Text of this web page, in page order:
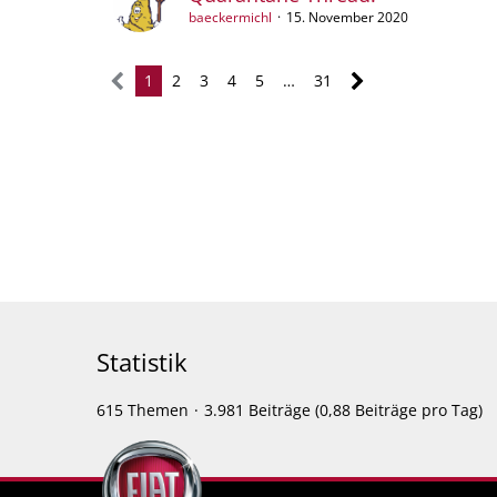
baeckermichl 15. November 2020
1 2 3 4 5 … 31
Statistik
615 Themen 3.981 Beiträge (0,88 Beiträge pro Tag)